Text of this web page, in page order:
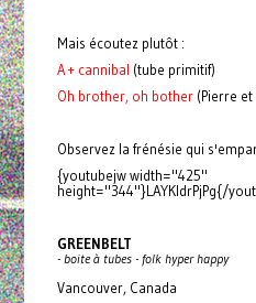
Mais écoutez plutôt :
A + cannibal (tube primitif)
Oh brother, oh bother(Pierre et
Observez la frénésie qui
{youtubejw width="425"
height="344"}LAYKldrPjPg{/
GREENBELT
- boite à tubes - folk hyper happy
Vancouver, Canada